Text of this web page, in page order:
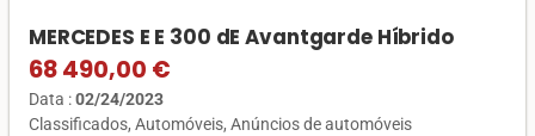
MERCEDES E E 300 dE Avantgarde Híbrido
68 490,00 €
Data :02/24/2023
Classificados Automóveis Anúncios de automóveis